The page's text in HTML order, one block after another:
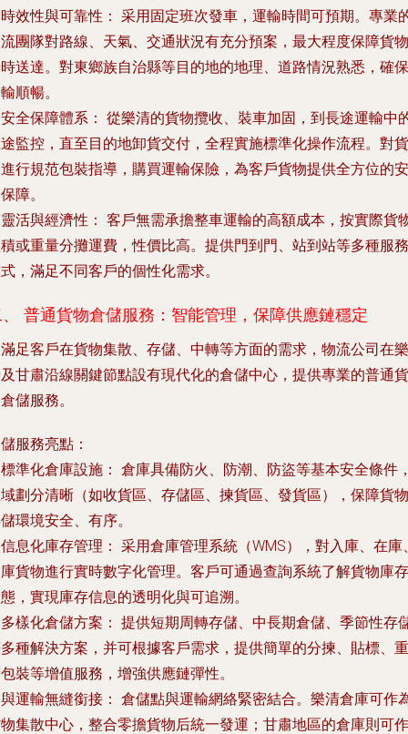
時效性與可靠性： 采用固定班次發車，運輸時間可預期。專業
團隊對路線、天氣、交通狀況有充分預案，最大程度保障貨物
送達。對東鄉族自治縣等目的地的地理、道路情況熟悉，確保
順暢。
安全保障體系： 從樂清的貨物攬收、裝車加固，到長途運輸中
監控，直至目的地卸貨交付，全程實施標準化操作流程。對貨
行規范包裝指導，購買運輸保險，為客戶貨物提供全方位的安
障。
靈活與經濟性： 客戶無需承擔整車運輸的高額成本，按實際貨
或重量分攤運費，性價比高。提供門到門、站到站等多種服務
，滿足不同客戶的個性化需求。
普通貨物倉儲服務：智能管理，保障供應鏈穩定
足客戶在貨物集散、存儲、中轉等方面的需求，物流公司在樂
甘肅沿線關鍵節點設有現代化的倉儲中心，提供專業的普通貨
儲服務。
服務亮點：
標準化倉庫設施： 倉庫具備防火、防潮、防盜等基本安全條件
劃分清晰（如收貨區、存儲區、揀貨區、發貨區），保障貨物
環境安全、有序。
信息化庫存管理： 采用倉庫管理系統（WMS），對入庫、在庫
貨物進行實時數字化管理。客戶可通過查詢系統了解貨物庫存
，實現庫存信息的透明化與可追溯。
多樣化倉儲方案： 提供短期周轉存儲、中長期倉儲、季節性存
種解決方案，并可根據客戶需求，提供簡單的分揀、貼標、重
裝等增值服務，增強供應鏈彈性。
與運輸無縫銜接： 倉儲點與運輸網絡緊密結合。樂清倉庫可作
集散中心，整合零擔貨物后統一發運；甘肅地區的倉庫則可作